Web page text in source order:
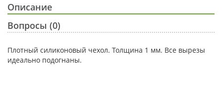
Описание
Вопросы (0)
Плотный силиконовый чехол. Толщина 1 мм. Все вырезы
идеально подогнаны.